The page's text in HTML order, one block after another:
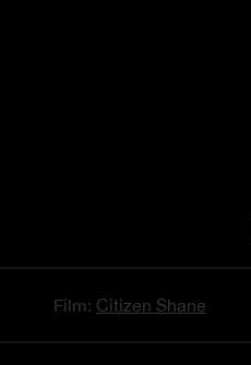
Film: Citizen Shane